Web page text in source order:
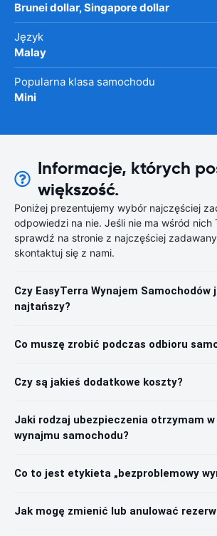
Brunei dollar, Singapore dollar
Język
Malay
Popularna klasa samochodu
Mini
Informacje, których
większość.
Poniżej prezentujemy wybór najczęściej
odpowiedzi na nie. Jeśli nie ma wśród nich
sprawdź na stronie z najczęściej
skontaktuj się z nami.
Czy EasyTerra Wynajem Samochodów
najtańszy?
Co muszę zrobić podczas odbioru
Czy są jakieś dodatkowe koszty?
Jaki rodzaj ubezpieczenia otrzymam
wynajmu samochodu?
Co to jest etykieta „bezproblemowy
Jak mogę zmienić lub anulować